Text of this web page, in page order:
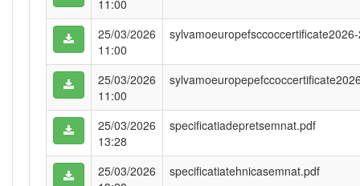
11:00
25/03/2026
11:00
25/03/2026
11:00
25/03/2026
13:28
specificatiadepretsemnat.pdf
25/03/2026
specificatiatehnicasemnat.pdf